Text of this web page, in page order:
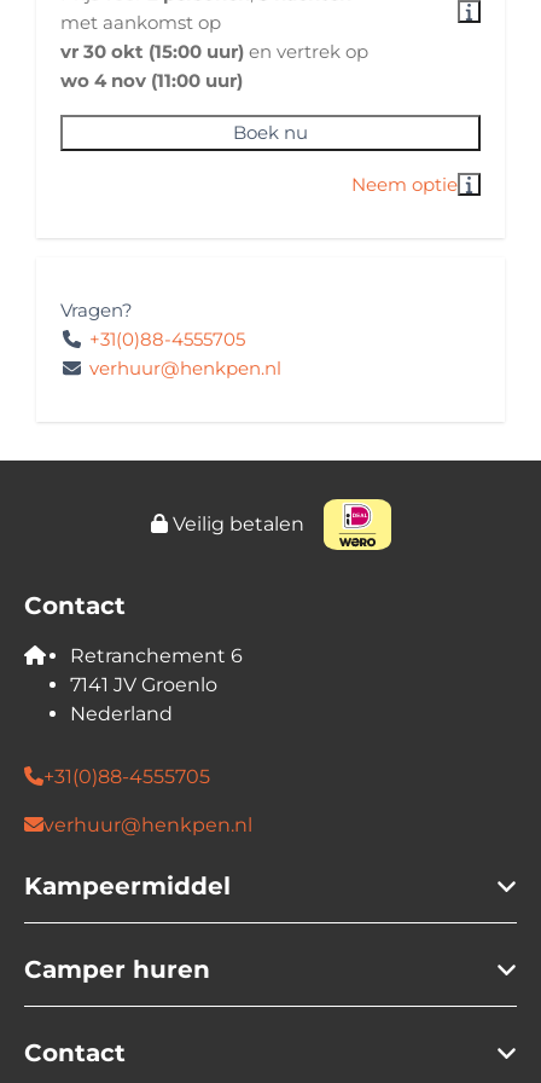
Fietsendrager: 2 rails systeem voor maximaal
60KG belading met handmatige lift
Casetteluifel
Milieusticker(s)
Milieusticker Frankrijk: Aanwezig
Buitenzijde: Wit
Huisregels
Huisdieren: toegestaan
Festivalbezoek: niet toegestaan
Wintersportvakantie: niet toegestaan
Veiligheid en Verzekering
Verzekeringsmaatschappij: Aveco
Pechhulp: Internationaal
Vervangend vervoer: Internationaal
Vereist rijbewijs: Rijbewijs B
jaren: 23
Isofix: aanwezig
met aankomst op
vr 30 okt (15:00 uur) en vertrek op
wo 4 nov (11:00 uur)
Boek nu
Vragen?
+31(0)88-4555705
verhuur@henkpen.nl
Veilig betalen
Contact
Retranchement 6
7141 JV Groenlo
Nederland
+31(0)88-4555705
verhuur@henkpen.nl
Kampeermiddel
Camper huren
Contact